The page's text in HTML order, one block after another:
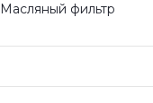
Масляный фильтр